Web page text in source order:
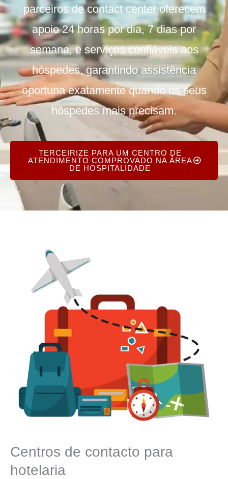
parceiros de contact center oferecem
apoio 24 horas por dia, 7 dias por
semana, e serviços confiáveis aos
hóspedes, garantindo assistência
oportuna exatamente quando os seus
hóspedes mais precisam.
TERCEIRIZE PARA UM CENTRO DE
ATENDIMENTO COMPROVADO NA ÁREA
DE HOSPITALIDADE
Centros de contacto para
hotelaria